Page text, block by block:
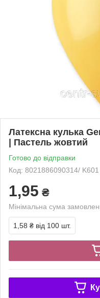
Латексна кулька
| Пастель жовтий
Готово до відправки
Код: 8021886090314/
1,95 ₴
Мінімальна сума
1,58 ₴ від 100 шт.